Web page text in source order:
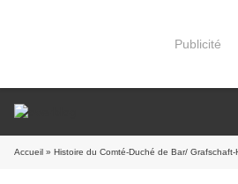
Publicité
Accueil » Histoire du Comté-Duché de Bar/ Grafschaft-Herzogtum von Bar, terre d'empire de 962 à 1301 (Barrois mouvant) à 1659 (comté